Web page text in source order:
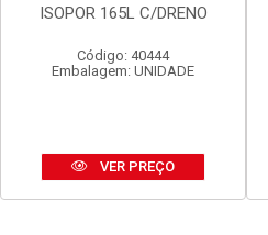
ISOPOR 165L C/DRENO
Código: 40444
Embalagem: UNIDADE
VER PREÇO